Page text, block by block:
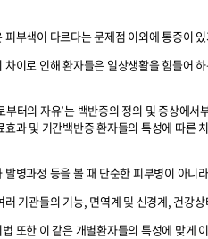
피부색이 다르다는 문제점 이외에 통증이
차이로 인해 환자들은 일상생활을 힘들어
부터의 자유’는 백반증의 정의 및 증상에
효과 및 기간백반증 환자들의 특성에 따른
발병과정 등을 볼 때 단순한 피부병이 아니
러 기관들의 기능, 면역계 및 신경계, 건강
또한 이 같은 개별환자들의 특성에 맞게